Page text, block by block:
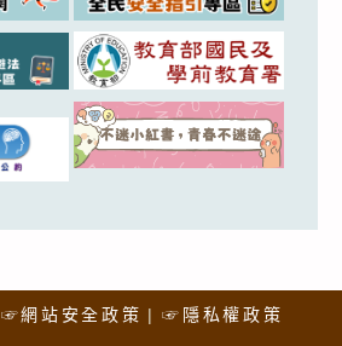
☞網站安全政策 ☞隱私權政策